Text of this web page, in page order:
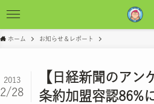
ホーム お知らせ＆レポート
【日経新聞のアン
条約加盟容認86%
2013
2/28